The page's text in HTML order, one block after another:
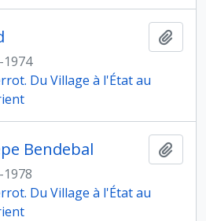
1974
Du Village à l'État au
Bendebal
1978
Du Village à l'État au